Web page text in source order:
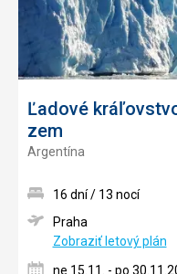
Ľadové
zem
Argentína
16 dní / 13 nocí
Praha
Zobraziť letový plán
ne 15.11. - po